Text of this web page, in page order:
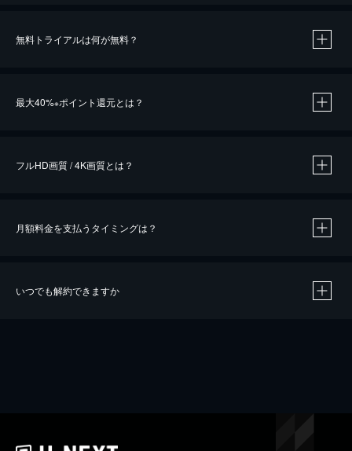
無料トライアルは何が無料？
最大40%※ポイント還元とは？
※40％ポイント還元の対象は、クレジットカード決済による作品の購入 / レンタルです。
iOSアプリのUコイン決済による作品の購入 / レンタルは、20％のポイント還元です。
フルHD画質 / 4K画質とは？
月額料金を支払うタイミングは？
いつでも解約できますか